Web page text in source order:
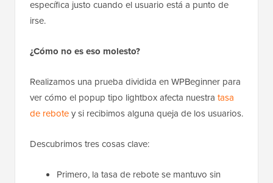
específica justo cuando el usuario está a punto de
irse.
¿Cómo no es eso molesto?
Realizamos una prueba dividida en WPBeginner para
ver cómo el popup tipo lightbox afecta nuestra tasa
de rebotey si recibimos alguna queja de los usuarios.
Descubrimos tres cosas clave:
Primero, la tasa de rebote se mantuvo sin